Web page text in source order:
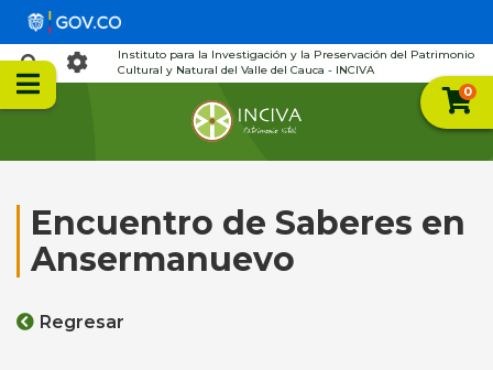
Instituto para la Investigación y la Preservación del Patrimonio
Cultural y Natural del Valle del Cauca - INCIVA
0
Encuentro de Saberes en
Ansermanuevo
Regresar